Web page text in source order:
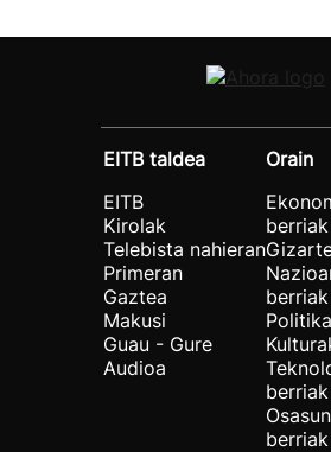
EITB taldea
EITB
Kirolak
Telebista nahieran
Primeran
Gaztea
Makusi
Guau - Gure
Audioa
Orain
berriak
berriak
berriak
berriak